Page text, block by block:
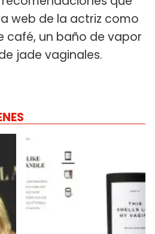
web de la actriz como
café, un baño de vapor
jade vaginales.